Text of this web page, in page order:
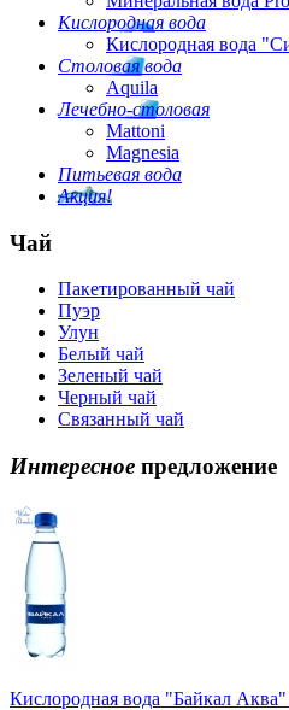
Кислородная вода
Кислородная вода
Столовая вода
Aquila
Лечебно-столовая
Mattoni
Magnesia
Питьевая вода
Акция!
Чай
Пакетированный чай
Пуэр
Улун
Белый чай
Зеленый чай
Черный чай
Связанный чай
Интересное предложение
Кислородная вода "Байкал